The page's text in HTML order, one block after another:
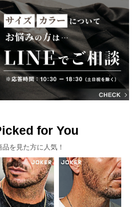
for You
品を見た方に人気！